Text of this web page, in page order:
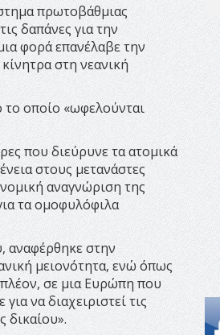
πρωτοβάθμιας
δαπάνες για την
φορά επανέλαβε την
στη νεανική
το οποίο «ωφελούνται
που διεύρυνε τα ατομικά
στους μετανάστες
αναγνώριση της
τα ομοφυλόφιλα
αναφέρθηκε στην
μειονότητα, ενώ όπως
σε μια Ευρώπη που
να διαχειριστεί τις
δικαίου».